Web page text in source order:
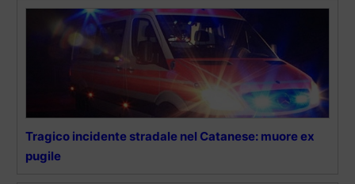
Tragico incidente stradale nel Catanese: muore ex
pugile